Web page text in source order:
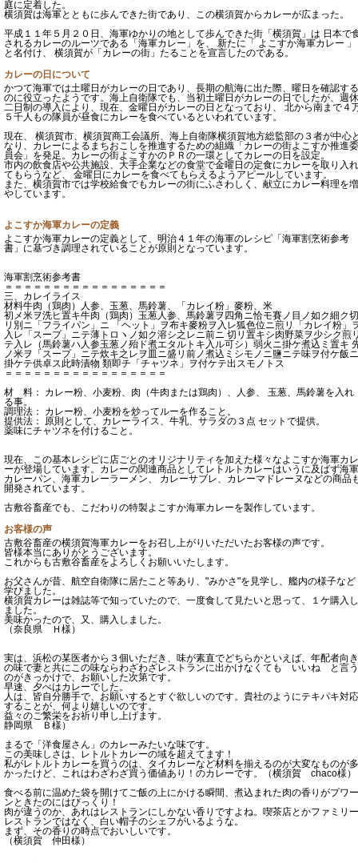
庭に定着した。
横須賀は海軍とともに歩んできた街であり、この横須賀からカレーが広まった。
平成１１年５月２０日、海軍ゆかりの地として歩んできた街「横須賀」は 日本で
されるカレーのルーツである「海軍カレー」を、 新たに「 よこすか海軍カレー 」
と名付け、 横須賀が「カレーの街」たることを宣言したのである。
カレーの日について
かつて海軍では土曜日がカレーの日であり、長期の航海に出た際、曜日を確認する
のに役立ったようです。海上自衛隊でも、当初土曜日がカレーの日でしたが、週休
二日制の導入により、現在、金曜日がカレーの日となっており、 北から南まで４
５千人もの隊員が昼食にカレーを食べているといわれています。
現在、 横須賀市、横須賀商工会議所、海上自衛隊横須賀地方総監部の３者が中心
なり、カレーによるまちおこしを推進するための組織「カレーの街よこすか推進委
員会」を発足。カレーの街よこすかのＰＲの一環としてカレーの日を設定。
市内の飲食店や公共施設、大手企業などの食堂で金曜日の定食にカレーを取り入れ
てもらうなど、 金曜日にカレーを食べてもらえるようアピールしています。
また、横須賀市では学校給食でもカレーの街にふさわしく、献立にカレー料理を増
やしています。
よこすか海軍カレーの定義
よこすか海軍カレーの定義として、明治４１年の海軍のレシピ「海軍割烹術参考
書」に基づき調理されていることが原則となっています。
海軍割烹術参考書
＝＝＝＝＝＝＝＝＝＝＝＝＝＝＝＝＝
三、カレイライス
材料牛肉（鶏肉）人参、玉葱、馬鈴薯、「カレイ粉」麥粉、米
初メ米ヲ洗ヒ置キ牛肉（鶏肉）玉葱人参、馬鈴薯ヲ四角ニ恰モ賽ノ目ノ如ク細ク切
リ別ニ「フライパン」ニ 「ヘット」ヲ布キ麥粉ヲ入レ狐色位ニ煎リ「カレイ粉」
入レ「スープ」ニテ薄トロヽノ如ク溶シ之レニ前ニ 切リ置キシ肉野菜ヲ少シク煎
テ入レ（馬鈴薯ハ人参玉葱ノ殆ド煮エタルトキ入ル可シ）弱火ニ掛ケ煮込ミ置キ
ノ米ヲ「スープ」ニテ炊キ之レヲ皿ニ盛リ前ノ煮込ミシモノニ鹽ニテ味ヲ付ケ飯ニ
掛ケテ供卓ス此時漬物 類即チ「チャツネ」ヲ付ケテ出スモノトス
＝＝＝＝＝＝＝＝＝＝＝＝＝＝＝＝＝
材 料： カレー粉、小麦粉、肉（牛肉または鶏肉）、人参、 玉葱、馬鈴薯を入れ
る事。
調理法： カレー粉、小麦粉を炒ってルーを作ること。
提供法： 原則として、カレーライス、牛乳、サラダの３点 セットで提供。
薬味にチャツネを付けること。
現在、この基本レシピに店ごとのオリジナリティを加えた様々なよこすか海軍カレ
ーが登場しています。カレーの関連商品としてレトルトカレーはいうに及ばず海軍
カレーパン、海軍カレーラーメン、 カレーサブレ、カレーマドレーヌなどの商品
開発されています。
古敷谷畜産でも、こだわりの特製よこすか海軍カレーを製作しています。
お客様の声
古敷谷畜産の横須賀海軍カレーをお召し上がりいただいたお客様の声です。
皆様本当にありがとうございます。
これからも古敷谷畜産をよろしくお願いいたします。
お父さんが昔、航空自衛隊に居たこと等あり、"みかさ"を見学し、艦内の様子など
学びました。
横須賀カレーは雑誌等で知っていたので、一度食して見たいと思って、１ケ購入し
ました。
美味かったので、又、購入しました。
（奈良県 Ｈ様）
実は、浜松の某医者から３個いただき、味が素直でどちらかといえば、年配者向き
の味で妻と共にこの味ならわざわざレストランに出かけなくても いいね と言う
のがきっかけで、お願いした次第です。
早速、夕べはカレーでした。
人は、皆自分勝手で、お願いするとすぐ欲しいのです。貴社のようにテキパキ対応
することが、何より嬉しいのです。
益々のご繁栄をお祈り申し上げます。
静岡県 Ｂ様）
まるで「洋食屋さん」のカレーみたいな味です。
この美味しさは、レトルトカレーの域を超えてます！
私がレトルトカレーを買うのは、タイカレーなど材料を揃えるのが大変なものが多
かったけど、これはわざわざ買う価値あり！のカレーです。（横須賀 chaco様）
食べる前に温めた袋を開けてご飯の上にかける瞬間、煮込まれた肉の香りがプワー
ンときたのにはびっくり！
肉が違うのか、あれはレストランにしかない香りですよね。喫茶店とかファミリー
レストランではなく、白い帽子のシェフがいるような。
まず、その香りの時点でおいしいです。
（横須賀 仲田様）